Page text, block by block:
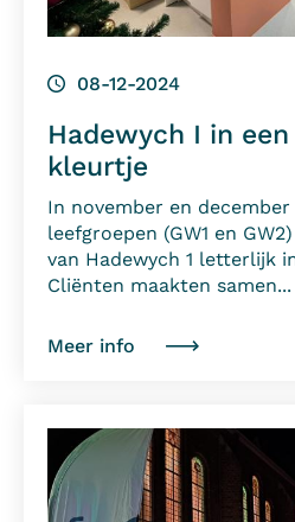
08-12-2024
Hadewych I in
kleurtje
In november en
leefgroepen (GW1 en
van Hadewych 1 letterlijk
Cliënten maakten samen...
Meer info